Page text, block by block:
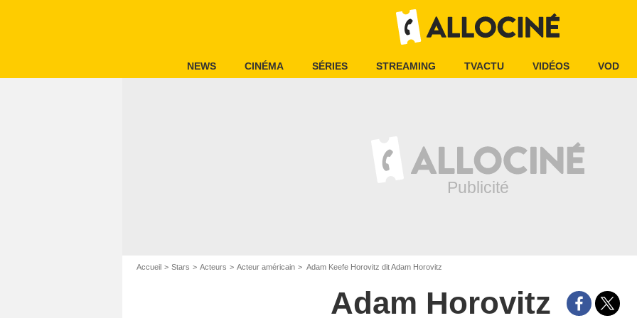
NEWS CINÉMA SÉRIES STREAMING TVACTU VIDÉOS VOD
Accueil Stars Acteurs Acteur américain Adam Keefe Horovitz dit Adam Horovitz
Adam Horovitz